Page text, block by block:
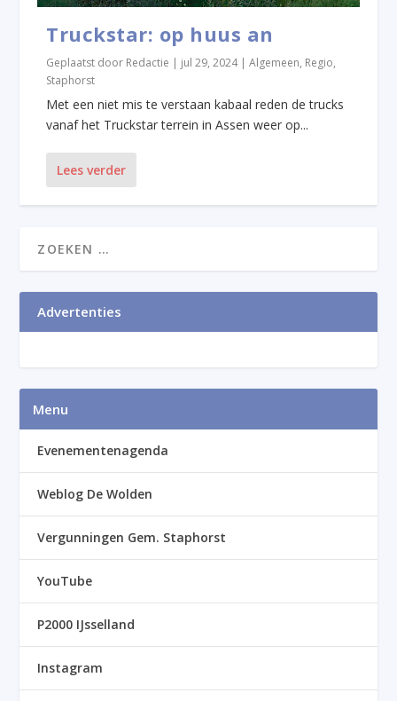
Truckstar: op huus an
Geplaatst door Redactie | jul 29, 2024|Algemeen, Regio,
Staphorst
Met een niet mis te verstaan kabaal reden de trucks
vanaf het Truckstar terrein in Assen weer op...
Lees verder
Advertenties
Menu
Evenementenagenda
Weblog De Wolden
Vergunningen Gem. Staphorst
YouTube
P2000 IJsselland
Instagram